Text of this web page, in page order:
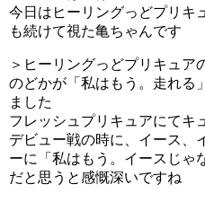
今日はヒーリングっどプリキ
も続けて視た亀ちゃんです
＞ヒーリングっどプリキュア
のどかが「私はもう。走れる
ました
フレッシュプリキュアにてキ
デビュー戦の時に、イース、
ーに「私はもう。イースじゃ
だと思うと感慨深いですね